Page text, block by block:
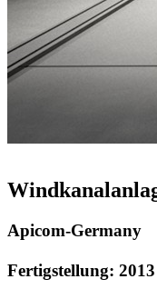
Apicom-Germany
Fertigstellung: 2013